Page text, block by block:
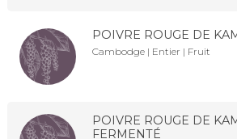
POIVRE ROUGE DE
Cambodge | Entier | Fruit
POIVRE ROUGE DE
FERMENTÉ